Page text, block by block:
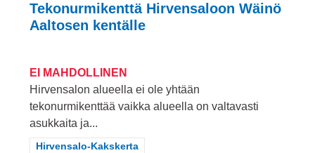
Tekonurmikenttä Hirvensaloon Wäinö
Aaltosen kentälle
EI MAHDOLLINEN
Hirvensalon alueella ei ole yhtään
tekonurmikenttää vaikka alueella on valtavasti
asukkaita ja...
Rajaa tulokset teeman mukaan: Hirvensalo-Kakskerta
Hirvensalo-Kakskerta